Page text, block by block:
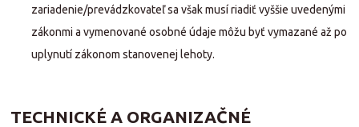
zariadenie/prevádzkovateľ sa však musí riadiť vyššie uvedenými
zákonmi a vymenované osobné údaje môžu byť vymazané až po
uplynutí zákonom stanovenej lehoty.
TECHNICKÉ A ORGANIZAČNÉ